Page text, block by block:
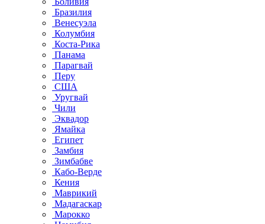
Бразилия
Венесуэла
Колумбия
Коста-Рика
Панама
Парагвай
Перу
США
Уругвай
Чили
Эквадор
Ямайка
Египет
Замбия
Зимбабве
Кабо-Верде
Кения
Маврикий
Мадагаскар
Марокко